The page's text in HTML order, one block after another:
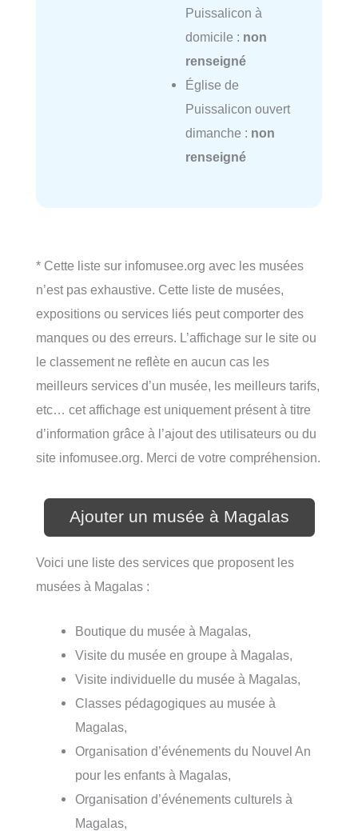
Puissalicon à
domicile : non
renseigné
Église de
Puissalicon ouvert
dimanche : non
renseigné
* Cette liste sur infomusee.org avec les musées
n’est pas exhaustive. Cette liste de musées,
expositions ou services liés peut comporter des
manques ou des erreurs. L’affichage sur le site ou
le classement ne reflète en aucun cas les
meilleurs services d’un musée, les meilleurs tarifs,
etc… cet affichage est uniquement présent à titre
d’information grâce à l’ajout des utilisateurs ou du
site infomusee.org. Merci de votre compréhension.
Ajouter un musée à Magalas
Voici une liste des services que proposent les
musées à Magalas :
Boutique du musée à Magalas,
Visite du musée en groupe à Magalas,
Visite individuelle du musée à Magalas,
Classes pédagogiques au musée à
Magalas,
Organisation d’événements du Nouvel An
pour les enfants à Magalas,
Organisation d’événements culturels à
Magalas,